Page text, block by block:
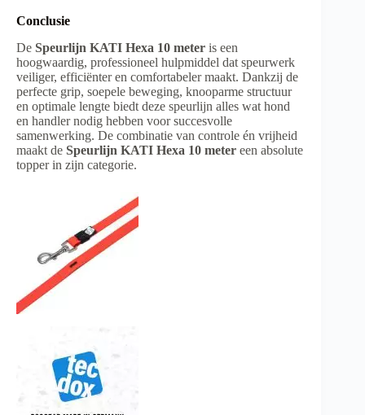
Conclusie
De Speurlijn KATI Hexa 10 meter is een
hoogwaardig, professioneel hulpmiddel dat speurwerk
veiliger, efficiënter en comfortabeler maakt. Dankzij de
perfecte grip, soepele beweging, knooparme structuur
en optimale lengte biedt deze speurlijn alles wat hond
en handler nodig hebben voor succesvolle
samenwerking. De combinatie van controle én vrijheid
maakt de Speurlijn KATI Hexa 10 meter een absolute
topper in zijn categorie.